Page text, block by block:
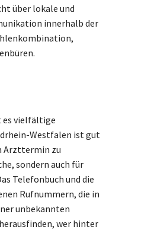
über lokale und
innerhalb der
es vielfältige
Westfalen ist gut
Arzttermin zu
sondern auch für
Telefonbuch und die
Rufnummern, die in
unbekannten
wer hinter